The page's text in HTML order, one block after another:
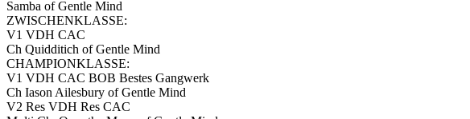
Samba of Gentle Mind
ZWISCHENKLASSE:
V1 VDH CAC
Ch Quidditich of Gentle Mind
CHAMPIONKLASSE:
V1 VDH CAC BOB Bestes Gangwerk
Ch Iason Ailesbury of Gentle Mind
V2 Res VDH Res CAC